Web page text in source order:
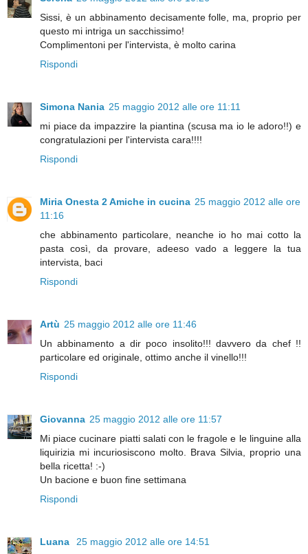
Sissi, è un abbinamento decisamente folle, ma, proprio per
questo mi intriga un sacchissimo!
Complimentoni per l'intervista, è molto carina
Rispondi
Simona Nania 25 maggio 2012 alle ore 11:11
mi piace da impazzire la piantina (scusa ma io le adoro!!) e
congratulazioni per l'intervista cara!!!!
Rispondi
Miria Onesta 2 Amiche in cucina 25 maggio 2012 alle ore
11:16
che abbinamento particolare, neanche io ho mai cotto la
pasta così, da provare, adeeso vado a leggere la tua
intervista, baci
Rispondi
Artù 25 maggio 2012 alle ore 11:46
Un abbinamento a dir poco insolito!!! davvero da chef !!
particolare ed originale, ottimo anche il vinello!!!
Rispondi
Giovanna 25 maggio 2012 alle ore 11:57
Mi piace cucinare piatti salati con le fragole e le linguine alla
liquirizia mi incuriosiscono molto. Brava Silvia, proprio una
bella ricetta! :-)
Un bacione e buon fine settimana
Rispondi
Luana
25 maggio 2012 alle ore 14:51